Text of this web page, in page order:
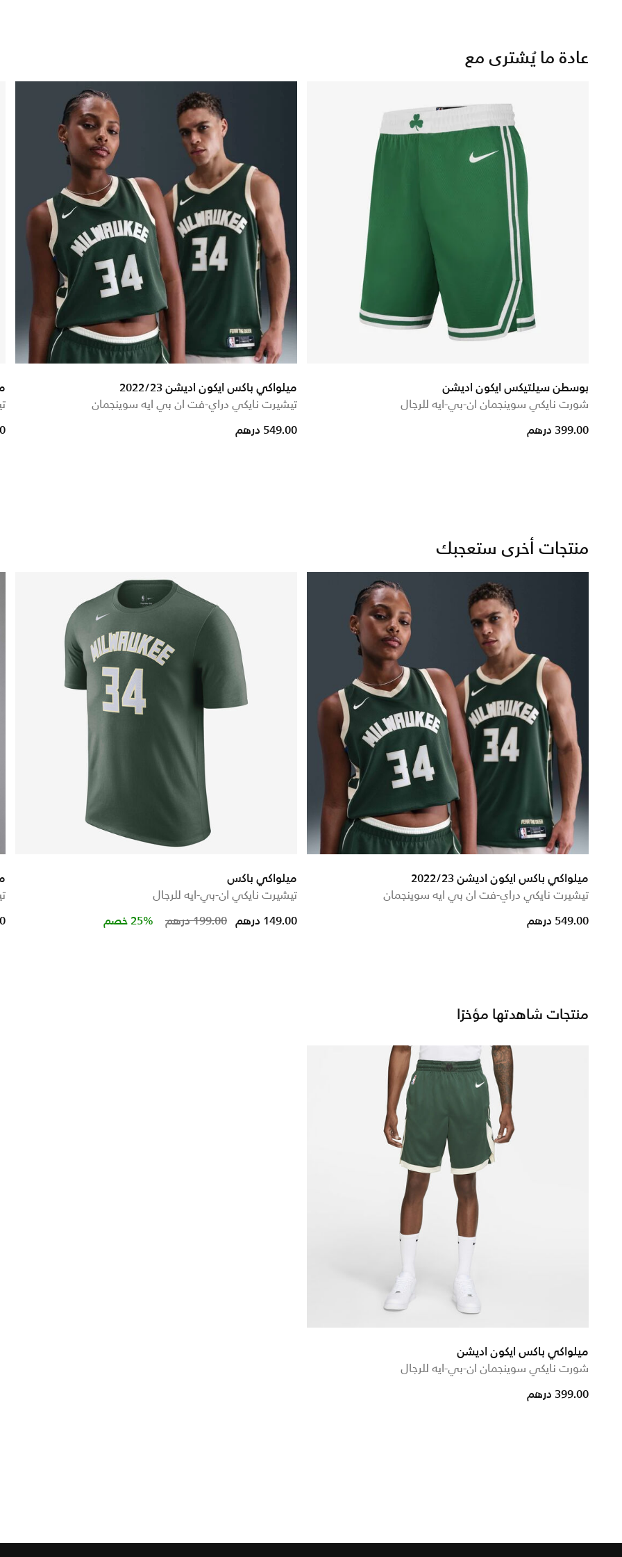
عادة ما يُشترى مع
بوسطن سيلتيكس ايكون اديشن
شورت نايكي سوينجمان ان-بي-ايه للرجال
399.00 درهم
ميلواكي باكس ايكون اديشن 2022/23
تيشيرت نايكي دراي-فت ان بي ايه سوينجمان
549.00 درهم
منتجات أخرى ستعجبك
ميلواكي باكس ايكون اديشن 2022/23
تيشيرت نايكي دراي-فت ان بي ايه سوينجمان
549.00 درهم
ميلواكي باكس
تيشيرت نايكي ان-بي-ايه للرجال
Price reduced from199.00 درهم to 149.00 درهم 25% خصم
منتجات شاهدتها مؤخرًا
ميلواكي باكس ايكون اديشن
شورت نايكي سوينجمان ان-بي-ايه للرجال
399.00 درهم